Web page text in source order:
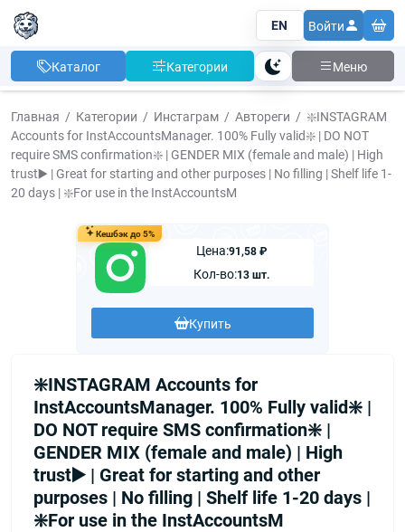
EN Войти
Каталог Категории Тема Меню
Главная Категории Инстаграм Автореги
❇️INSTAGRAM
Accounts for InstAccountsManager. 100% Fully valid❇️ | DO NOT
require SMS confirmation❇️ | GENDER MIX (female and male) | High
trust▶️ | Great for starting and other purposes | No filling | Shelf life 1-
20 days | ❇️For use in the InstAccountsM
Кешбэк до 5%
Цена:91,58 ₽
Кол-во:13 шт.
Купить
❇️INSTAGRAM Accounts for
InstAccountsManager. 100% Fully valid❇️ |
DO NOT require SMS confirmation❇️ |
GENDER MIX (female and male) | High
trust▶️ | Great for starting and other
purposes | No filling | Shelf life 1-20 days |
❇️For use in the InstAccountsM